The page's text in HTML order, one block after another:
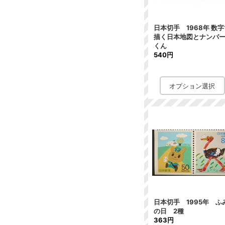
日本切手 1968年 数字
描く日本地図とナンバ
くん
540円
日本切手 1995年 ふ
の日 2種
363円